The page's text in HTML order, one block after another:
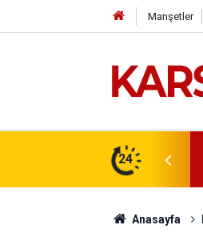
Manşetler
24
bir konuma taşıyacağız
Anasayfa